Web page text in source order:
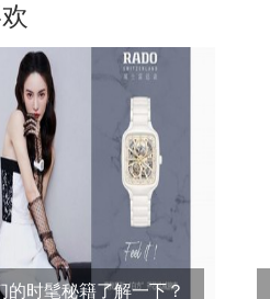
的时髦秘籍了解一下？